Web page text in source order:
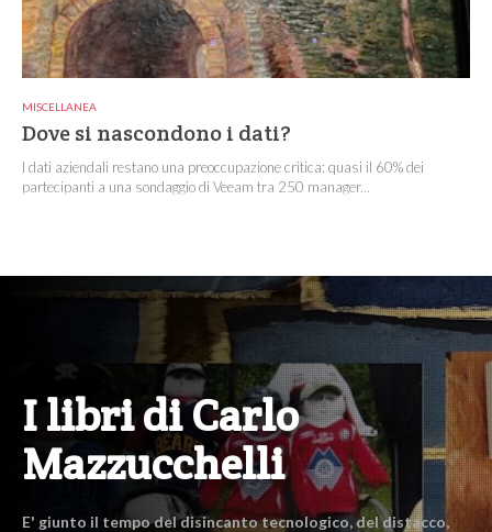
MISCELLANEA
Dove si nascondono i dati?
I dati aziendali restano una preoccupazione critica: quasi il 60% dei
partecipanti a una sondaggio di Veeam tra 250 manager...
I libri di Carlo
Mazzucchelli
E' giunto il tempo del disincanto tecnologico, del distacco,